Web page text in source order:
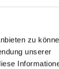
zu
unserer